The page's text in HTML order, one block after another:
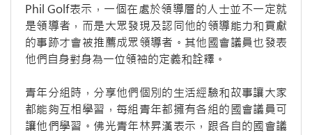
Phil Golf表示，一個在處於領導層的人士並不一定就
是領導者，而是大眾發現及認同他的領導能力和貢獻
的事跡才會被推薦成眾領導者。其他國會議員也發表
他們自身對身為一位領袖的定義和詮釋。
青年分組時，分享他們個別的生活經驗和故事讓大家
都能夠互相學習，每組青年都擁有各組的國會議員可
讓他們學習。佛光青年林昇漢表示，跟各自的國會議